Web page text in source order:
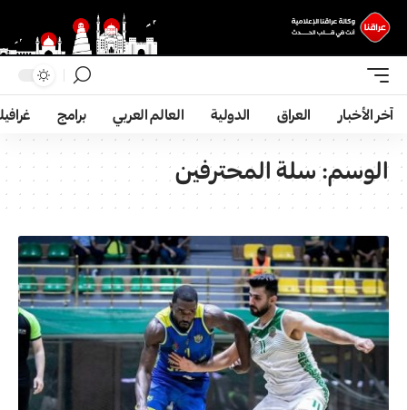
آخر الأخبار العراق الدولية العالم العربي برامج
الوسم:سلة المحترفين